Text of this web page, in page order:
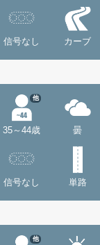
信号なし カーブ
35～44歳
他
曇
信号なし 単路
他